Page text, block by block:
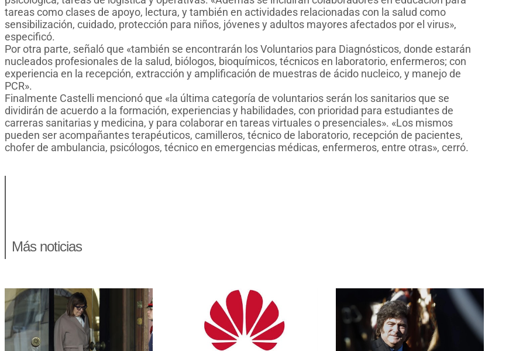
tareas como clases de apoyo, lectura, y también en actividades relacionadas con la salud como
sensibilización, cuidado, protección para niños, jóvenes y adultos mayores afectados por el virus»,
especificó.
Por otra parte, señaló que «también se encontrarán los Voluntarios para Diagnósticos, donde estarán
nucleados profesionales de la salud, biólogos, bioquímicos, técnicos en laboratorio, enfermeros; con
experiencia en la recepción, extracción y amplificación de muestras de ácido nucleico, y manejo de
PCR».
Finalmente Castelli mencionó que «la última categoría de voluntarios serán los sanitarios que se
dividirán de acuerdo a la formación, experiencias y habilidades, con prioridad para estudiantes de
carreras sanitarias y medicina, y para colaborar en tareas virtuales o presenciales». «Los mismos
pueden ser acompañantes terapéuticos, camilleros, técnico de laboratorio, recepción de pacientes,
chofer de ambulancia, psicólogos, técnico en emergencias médicas, enfermeros, entre otras», cerró.
Más noticias